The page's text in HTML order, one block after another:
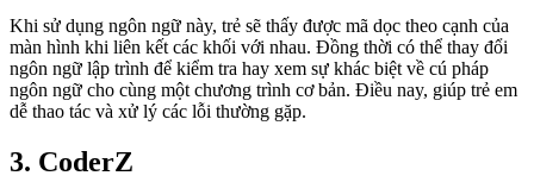
Khi sử dụng ngôn ngữ này, trẻ sẽ thấy được mã dọc theo cạnh của
màn hình khi liên kết các khối với nhau. Đồng thời có thể thay đổi
ngôn ngữ lập trình để kiểm tra hay xem sự khác biệt về cú pháp
ngôn ngữ cho cùng một chương trình cơ bản. Điều nay, giúp trẻ em
dễ thao tác và xử lý các lỗi thường gặp.
3. CoderZ